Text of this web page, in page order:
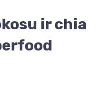
ir chia